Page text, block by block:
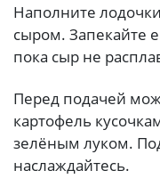
Наполните
сыром. Запекайте
пока сыр не
Перед подачей
картофель
зелёным луком.
наслаждайтесь.